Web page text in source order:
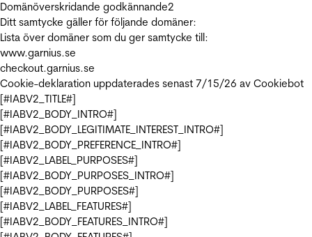
Domänöverskridande godkännande2
Ditt samtycke gäller för följande domäner:
Lista över domäner som du ger samtycke till:
www.garnius.se
checkout.garnius.se
Cookie-deklaration uppdaterades senast 7/15/26 av Cookiebot
[#IABV2_TITLE#]
[#IABV2_BODY_INTRO#]
[#IABV2_BODY_LEGITIMATE_INTEREST_INTRO#]
[#IABV2_BODY_PREFERENCE_INTRO#]
[#IABV2_LABEL_PURPOSES#]
[#IABV2_BODY_PURPOSES_INTRO#]
[#IABV2_BODY_PURPOSES#]
[#IABV2_LABEL_FEATURES#]
[#IABV2_BODY_FEATURES_INTRO#]